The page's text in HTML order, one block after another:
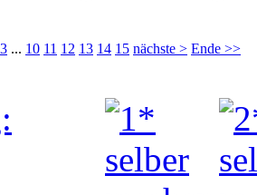
3 ... 10 11 12 13 14 15 nächste > Ende >>